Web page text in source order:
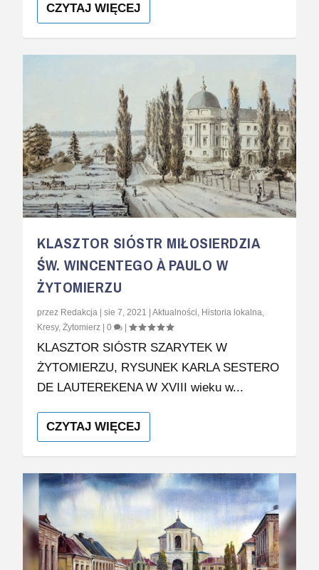
CZYTAJ WIĘCEJ
KLASZTOR SIÓSTR MIŁOSIERDZIA
ŚW. WINCENTEGO À PAULO W
ŻYTOMIERZU
przez Redakcja |sie 7, 2021 |Aktualności, Historia lokalna,
Kresy,Żytomierz |0 |
KLASZTOR SIÓSTR SZARYTEK W
ŻYTOMIERZU, RYSUNEK KARLA SESTERO
DE LAUTEREKENA W XVIII wieku w...
CZYTAJ WIĘCEJ